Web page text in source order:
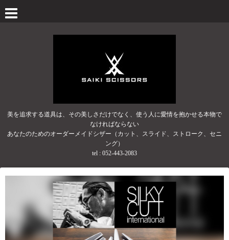
美を追求する道具は、その美しさだけでなく、使う人に愛情を抱かせる本物で
なければならない
あなたのためのオーダーメイドシザー（カット、スライド、ストローク、セニ
ング）
tel : 052-443-2083